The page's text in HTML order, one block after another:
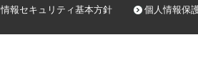
情報セキュリティ基本方針 個人情報保